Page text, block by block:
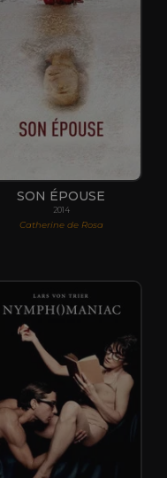
SON ÉPOUSE
2014
Catherine de Rosa